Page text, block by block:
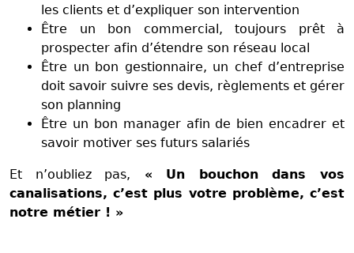
les clients et d’expliquer son intervention
Être un bon commercial, toujours prêt à
prospecter afin d’étendre son réseau local
Être un bon gestionnaire, un chef d’entreprise
doit savoir suivre ses devis, règlements et gérer
son planning
Être un bon manager afin de bien encadrer et
savoir motiver ses futurs salariés
Et n’oubliez pas, « Un bouchon dans vos
canalisations, c’est plus votre problème, c’est
notre métier ! »